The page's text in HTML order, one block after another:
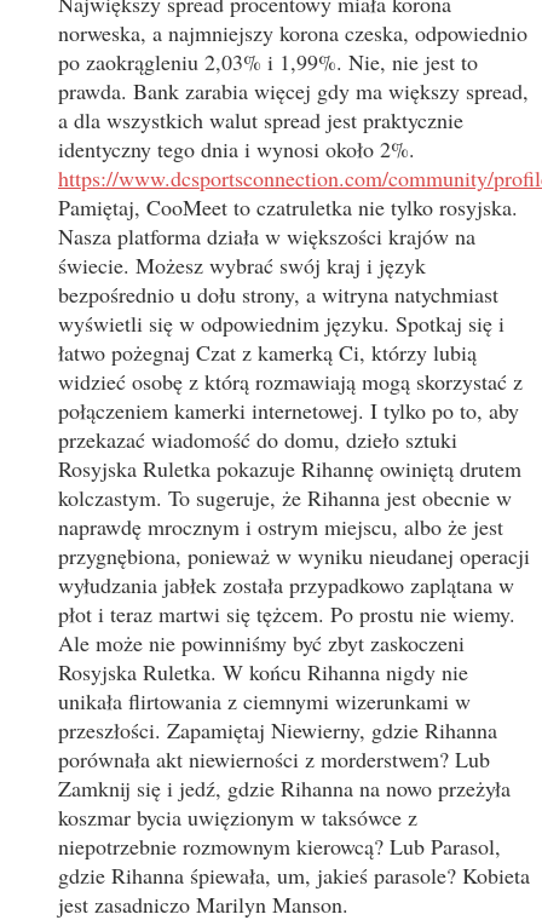
norweska, a najmniejszy korona czeska, odpowiednio
po zaokrągleniu 2,03% i 1,99%. Nie, nie jest to
prawda. Bank zarabia więcej gdy ma większy spread,
a dla wszystkich walut spread jest praktycznie
identyczny tego dnia i wynosi około 2%.
https://www.dcsportsconnection.com/community/
Pamiętaj, CooMeet to czatruletka nie tylko rosyjska.
Nasza platforma działa w większości krajów na
świecie. Możesz wybrać swój kraj i język
bezpośrednio u dołu strony, a witryna natychmiast
wyświetli się w odpowiednim języku. Spotkaj się i
łatwo pożegnaj Czat z kamerką Ci, którzy lubią
widzieć osobę z którą rozmawiają mogą skorzystać z
połączeniem kamerki internetowej. I tylko po to, aby
przekazać wiadomość do domu, dzieło sztuki
Rosyjska Ruletka pokazuje Rihannę owiniętą drutem
kolczastym. To sugeruje, że Rihanna jest obecnie w
naprawdę mrocznym i ostrym miejscu, albo że jest
przygnębiona, ponieważ w wyniku nieudanej operacji
wyłudzania jabłek została przypadkowo zaplątana w
płot i teraz martwi się tężcem. Po prostu nie wiemy.
Ale może nie powinniśmy być zbyt zaskoczeni
Rosyjska Ruletka. W końcu Rihanna nigdy nie
unikała flirtowania z ciemnymi wizerunkami w
przeszłości. Zapamiętaj Niewierny, gdzie Rihanna
porównała akt niewierności z morderstwem? Lub
Zamknij się i jedź, gdzie Rihanna na nowo przeżyła
koszmar bycia uwięzionym w taksówce z
niepotrzebnie rozmownym kierowcą? Lub Parasol,
gdzie Rihanna śpiewała, um, jakieś parasole? Kobieta
jest zasadniczo Marilyn Manson.